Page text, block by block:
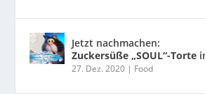
Jetzt nachmachen:
Zuckersüße „SOUL“-Torte
27. Dez. 2020 | Food